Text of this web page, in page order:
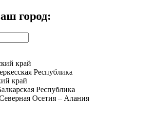
город:
край
Республика
край
Республика
Осетия – Алания